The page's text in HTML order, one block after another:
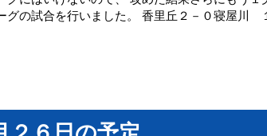
グの試合を行いました。 香里丘２－０寝屋川